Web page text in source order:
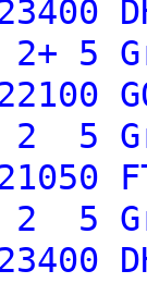
2+ 5
2 5
2 5